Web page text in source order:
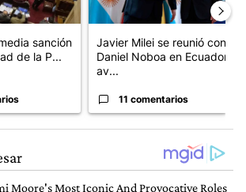
sanción
de la P...
Javier Milei se reunió con
Daniel Noboa en Ecuador y
av...
11 comentarios